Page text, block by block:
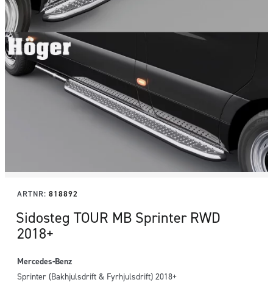
ARTNR: 818892
Sidosteg TOUR MB Sprinter RWD
2018+
Mercedes-Benz
Sprinter (Bakhjulsdrift & Fyrhjulsdrift) 2018+